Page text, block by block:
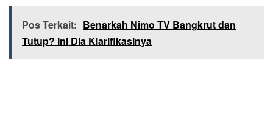
Pos Terkait: Benarkah Nimo TV Bangkrut dan
Tutup? Ini Dia Klarifikasinya